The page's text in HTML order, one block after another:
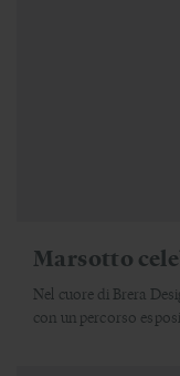
Marsotto
Nel cuore di Brera
con un percorso